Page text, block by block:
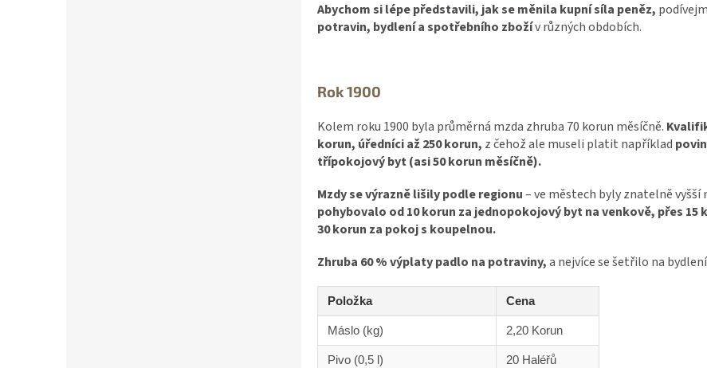
Abychom si lépe představili, jak se měnila kupní síla peněz,
potravin, bydlení a spotřebního zbožív různých obdobích.
Rok 1900
Kolem roku 1900 byla průměrná mzda zhruba 70 korun měsíčně.
korun, úředníci až 250 korun, z čehož ale museli platit například
třípokojový byt (asi 50 korun měsíčně).
Mzdy se výrazně lišily podle regionu– ve městech byly znatelně vyšší
pohybovalo od 10 korun za jednopokojový byt na venkově, přes
30 korun za pokoj s koupelnou.
Zhruba 60 % výplaty padlo na potraviny,a nejvíce se šetřilo na
Položka Cena
Máslo (kg) 2,20 Korun
Pivo (0,5 l) 20 Haléřů